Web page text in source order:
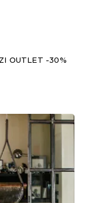
OUTLET -30%